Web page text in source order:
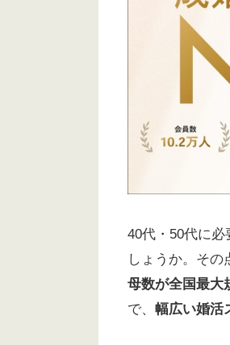
宇都宮結
恵婚（
ティア
マリエー
ブライ
とちぎ
Kizuna宇
40代・50代に必
しょうか。その
母数が全国最大
で、 幅広い婚活